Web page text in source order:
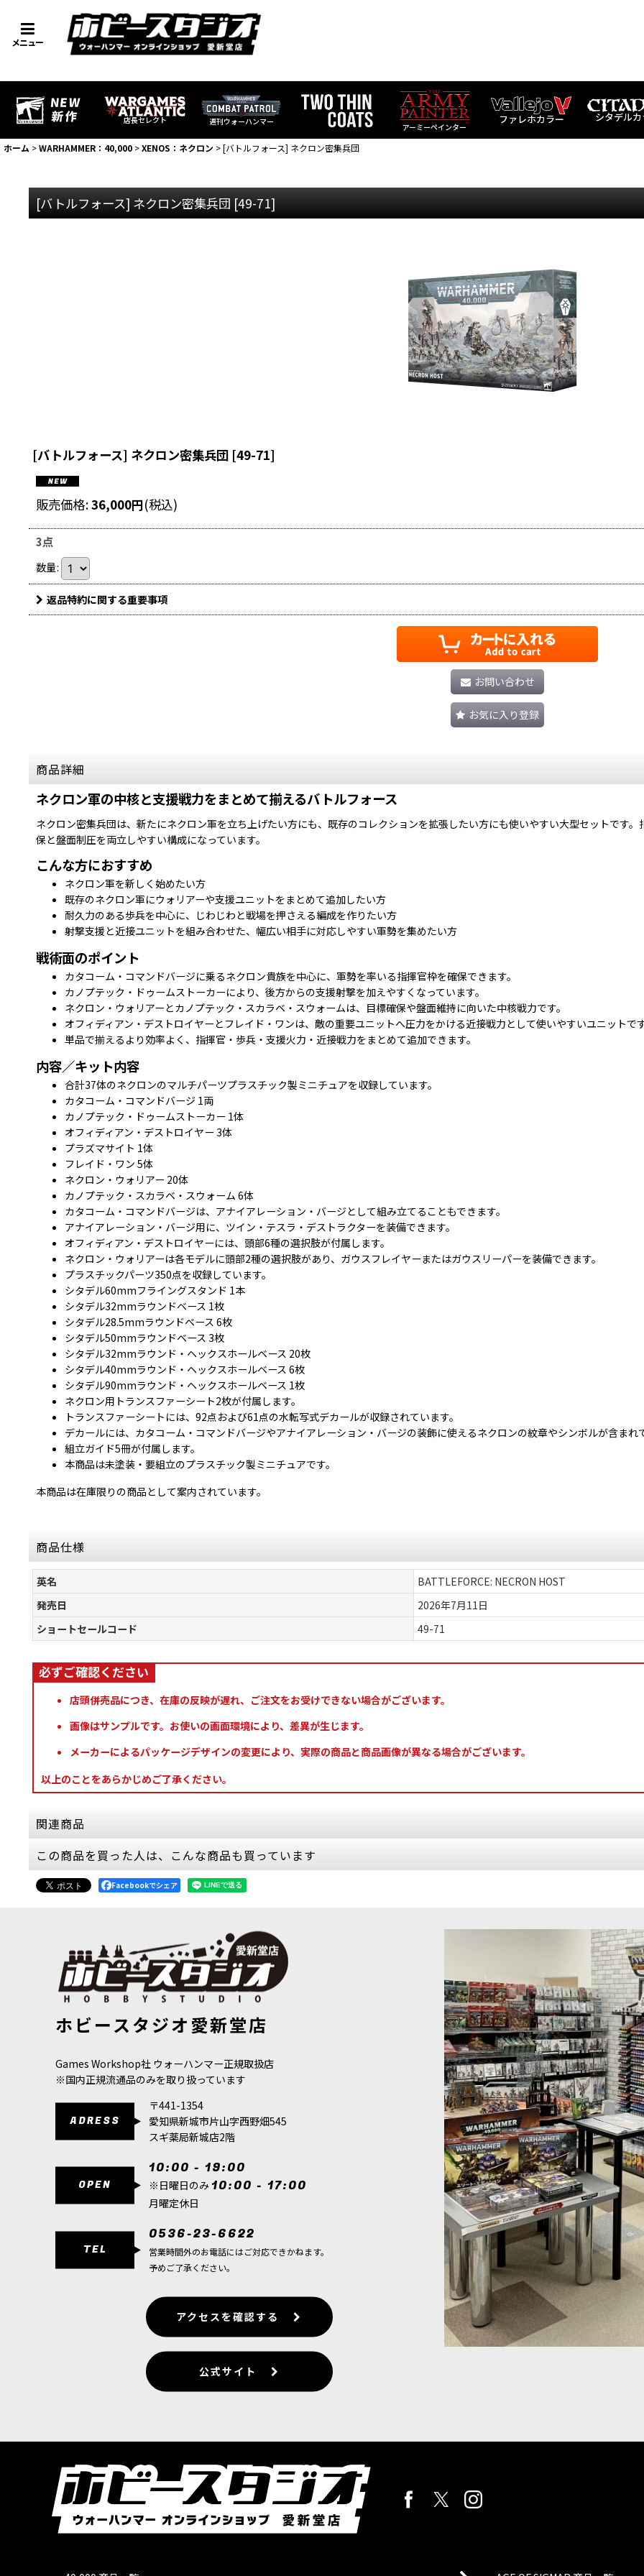
メニュー
店長セレクト 週刊ウォーハンマー
アーミーペインター
ファレホカラー シタデル
ホーム >WARHAMMER：40,000 >XENOS：ネクロン >[バトルフォース] ネクロン密集兵団
[バトルフォース] ネクロン密集兵団 [49-71]
[バトルフォース] ネクロン密集兵団 [49-71]
販売価格:36,000円(税込)
3点
数量:
返品特約に関する重要事項
お問い合わせ
お気に入り登録
商品詳細
ネクロン軍の中核と支援戦力をまとめて揃えるバトルフォース
ネクロン密集兵団は、新たにネクロン軍を立ち上げたい方にも、既存のコレクションを拡張したい方にも使いやすい大型セットです
保と盤面制圧を両立しやすい構成になっています。
こんな方におすすめ
ネクロン軍を新しく始めたい方
既存のネクロン軍にウォリアーや支援ユニットをまとめて追加したい方
耐久力のある歩兵を中心に、じわじわと戦場を押さえる編成を作りたい方
射撃支援と近接ユニットを組み合わせた、幅広い相手に対応しやすい軍勢を集めたい方
戦術面のポイント
カタコーム・コマンドバージに乗るネクロン貴族を中心に、軍勢を率いる指揮官枠を確保できます。
カノプテック・ドゥームストーカーにより、後方からの支援射撃を加えやすくなっています。
ネクロン・ウォリアーとカノプテック・スカラベ・スウォームは、目標確保や盤面維持に向いた中核戦力です。
オフィディアン・デストロイヤーとフレイド・ワンは、敵の重要ユニットへ圧力をかける近接戦力として使いやすいユニットです
単品で揃えるより効率よく、指揮官・歩兵・支援火力・近接戦力をまとめて追加できます。
内容／キット内容
合計37体のネクロンのマルチパーツプラスチック製ミニチュアを収録しています。
カタコーム・コマンドバージ 1両
カノプテック・ドゥームストーカー 1体
オフィディアン・デストロイヤー 3体
プラズマサイト 1体
フレイド・ワン 5体
ネクロン・ウォリアー 20体
カノプテック・スカラベ・スウォーム 6体
カタコーム・コマンドバージは、アナイアレーション・バージとして組み立てることもできます。
アナイアレーション・バージ用に、ツイン・テスラ・デストラクターを装備できます。
オフィディアン・デストロイヤーには、頭部6種の選択肢が付属します。
ネクロン・ウォリアーは各モデルに頭部2種の選択肢があり、ガウスフレイヤーまたはガウスリーパーを装備できます。
プラスチックパーツ350点を収録しています。
シタデル60mmフライングスタンド 1本
シタデル32mmラウンドベース 1枚
シタデル28.5mmラウンドベース 6枚
シタデル50mmラウンドベース 3枚
シタデル32mmラウンド・ヘックスホールベース 20枚
シタデル40mmラウンド・ヘックスホールベース 6枚
シタデル90mmラウンド・ヘックスホールベース 1枚
ネクロン用トランスファーシート2枚が付属します。
トランスファーシートには、92点および61点の水転写式デカールが収録されています。
デカールには、カタコーム・コマンドバージやアナイアレーション・バージの装飾に使えるネクロンの紋章やシンボルが含まれ
組立ガイド5冊が付属します。
本商品は未塗装・要組立のプラスチック製ミニチュアです。
本商品は在庫限りの商品として案内されています。
商品仕様
英名
BATTLEFORCE: NECRON HOST
発売日
2026年7月11日
ショートセールコード
49-71
店頭併売品につき、在庫の反映が遅れ、ご注文をお受けできない場合がございます。
画像はサンプルです。お使いの画面環境により、差異が生じます。
メーカーによるパッケージデザインの変更により、実際の商品と商品画像が異なる場合がございます。
以上のことをあらかじめご了承ください。
関連商品
[ネクロン] ネクロソール・アメンター[49-52 ]
9,000円(税込)
1点
[ネクロン] ク＝タン・シャード“夜をもたらす者”
18,800円(税込)
2点
#2000pt前後で遊んでいる人向け #軍の完成度を一段上げたい人向け #主役になるミニチュア #センターピース向け #い
[コデックス] ネクロン 日本語版 [49-01
1点
ゲーム「ウォーハンマー40,000」ネクロンの勢力のアートワーク、塗装ミニチュアの写真、ゲームルールを収録するフ
[コンバットパトロール] ネクロン
1点
ゲーム「ウォーハンマー40,000」ネクロンの勢力のコレクションを始めたり、アーミーの拡充にもおすすめなボックス
ルミニチュア19体を収録。収…
[ネクロン] "沈黙の王" スザーレク
24,800 円 (税込)
ただいま売り切れ中
"沈黙の王"は支配の演壇に乗って戦場へと向かう。彼の絶対的な権威がネクロン軍団に力を与え、必然的な勝利へと駆
このキットには「"沈黙の王" …
[ネクロン] ”嵐の王”イモーテク[49-63]
(税込)
ゲーム「ウォーハンマー40,000」ネクロンの勢力にリーダーユニットとして加わるマルチパーツプラスチック製シタデ
1点
ネクロンの「ウォリアー」は、墳墓の世界の無尽蔵の軍隊の大部分を形成している。彼らは肉のないメカノイドの軍団
る。このキットではネクロンの「ウォリ…
[ネクロン] イモータル[49-10]
この商品を買った人は、こんな商品も買っています
ラヴタンク・アナイアレーター[31-139 ]
14,100円 (税込)
[47-48]
[リーグ・オヴ・ヴォータン] ベレー
[69-27]
6,500円(税込)
Facebookでシェア
ホビースタジオ愛新堂店
Games Workshop社 ウォーハンマー正規取扱店
※国内正規流通品のみを取り扱っています
ADRESS
〒441-1354
愛知県新城市片山字西野畑545
スギ薬局新城店2階
OPEN
10:00 - 19:00
※日曜日のみ 10:00 - 17:00
月曜定休日
TEL
0536-23-6622
営業時間外のお電話にはご対応できかねます。
予めご了承ください。
アクセスを確認する
公式サイト